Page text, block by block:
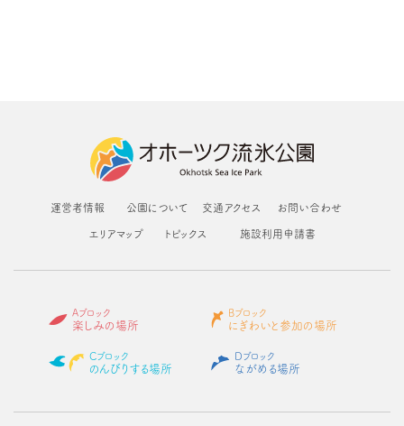
運営者情報 公園について 交通アクセス お問い合わせ
エリアマップ トピックス 施設利用申請書
Aブロック
楽しみの場所
Bブロック
にぎわいと参加の場所
Cブロック
のんびりする場所
Dブロック
ながめる場所